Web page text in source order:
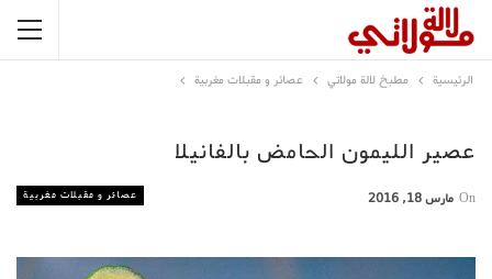
الرئيسية مطبخ لالة مولاتي عصائر و مقبلات مغربية
عصير الليمون الحامض بالفانيلا
عصائر و مقبلات مغربية On مارس 18, 2016